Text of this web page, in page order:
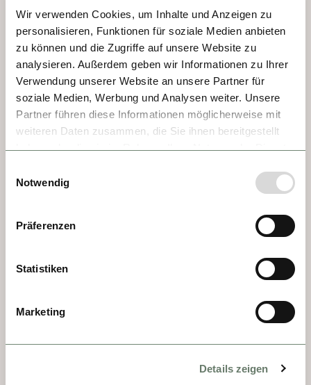
Wir verwenden Cookies, um Inhalte und Anzeigen zu
personalisieren, Funktionen für soziale Medien anbieten
zu können und die Zugriffe auf unsere Website zu
analysieren. Außerdem geben wir Informationen zu Ihrer
Verwendung unserer Website an unsere Partner für
soziale Medien, Werbung und Analysen weiter. Unsere
Partner führen diese Informationen möglicherweise mit
weiteren Daten zusammen, die Sie ihnen bereitgestellt
haben oder die sie im Rahmen Ihrer Nutzung der Dienste
Notwendig
Präferenzen
Statistiken
Marketing
Details zeigen
arzobispo de Burdeos, que evitó viajar a
Roma para su coronación papal; prefirió
coronarse en Lyon y levantar un palacio en
Avignon. Un verdadero monumento.
entre callejuelas estrechas y adoquines. Un